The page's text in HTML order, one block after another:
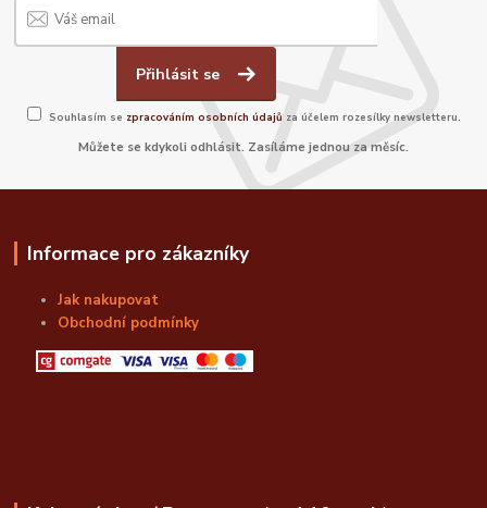
Přihlásit se
Souhlasím se zpracováním osobních údajů za účelem rozesílky newsletteru.
Můžete se kdykoli odhlásit. Zasíláme jednou za měsíc.
Informace pro zákazníky
Jak nakupovat
Obchodní podmínky